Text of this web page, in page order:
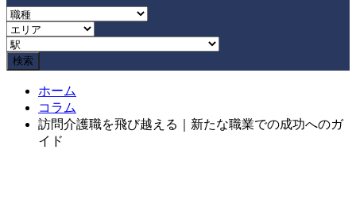
ホーム
コラム
訪問介護職を飛び越える｜新たな職業での成功へのガ
イド